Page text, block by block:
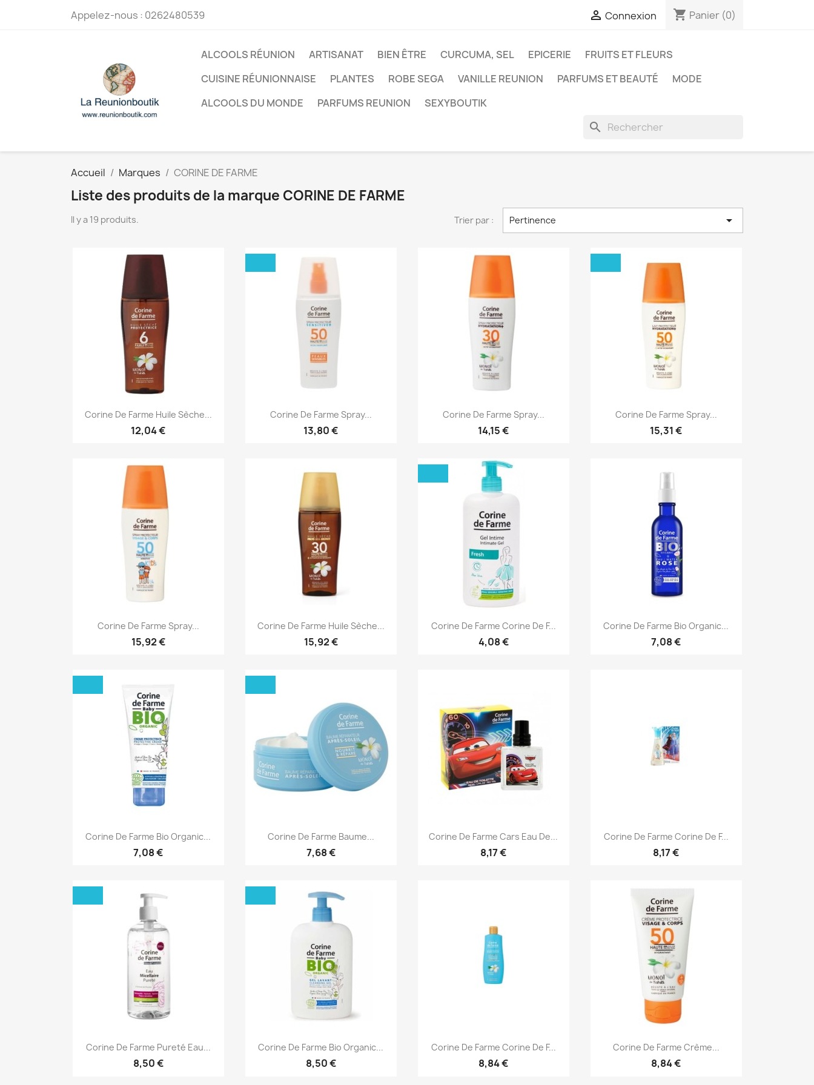
Appelez-nous : 0262480539  Connexion shopping_cart Panier (0)
ALCOOLS RÉUNION ARTISANAT BIEN ÊTRE CURCUMA, SEL EPICERIE
FRUITS ET FLEURS
CUISINE RÉUNIONNAISE
PLANTES ROBE SEGA VANILLE REUNION PARFUMS ET BEAUTÉ
MODE
ALCOOLS DU MONDE
PARFUMS REUNION SEXYBOUTIK
search
Accueil Marques CORINE DE FARME
Liste des produits de la marque CORINE DE FARME
Il y a 19 produits. Trier par : Pertinence 
Aperçu rapide
Corine De Farme Huile Sèche...
12,04 €
Aperçu rapide
Corine De Farme Spray...
13,80 €
Aperçu rapide
Corine De Farme Spray...
14,15 €
Aperçu rapide
Corine De Farme Spray...
15,31 €
Aperçu rapide
Corine De Farme Spray...
15,92 €
Aperçu rapide
Corine De Farme Huile Sèche...
15,92 €
Aperçu rapide
Corine De Farme Corine De F...
4,08 €
Aperçu rapide
Corine De Farme Bio Organic...
7,08 €
Aperçu rapide
Corine De Farme Bio Organic...
7,08 €
Aperçu rapide
Corine De Farme Baume...
7,68 €
Aperçu rapide
Corine De Farme Cars Eau De...
8,17 €
Aperçu rapide
Corine De Farme Corine De F...
8,17 €
Aperçu rapide
Corine De Farme Pureté Eau...
8,50 €
Aperçu rapide
Corine De Farme Bio Organic...
8,50 €
Aperçu rapide
Corine De Farme Corine De F...
8,84 €
Aperçu rapide
Corine De Farme Crème...
8,84 €